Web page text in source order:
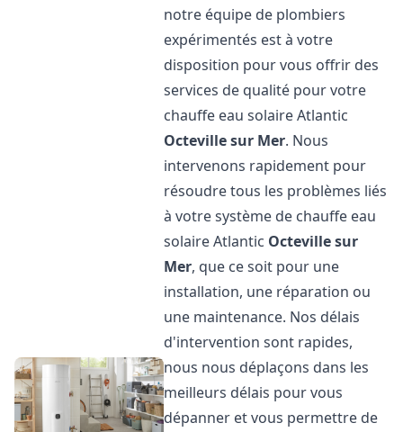
notre équipe de plombiers
expérimentés est à votre
disposition pour vous offrir des
services de qualité pour votre
chauffe eau solaire Atlantic
Octeville sur Mer. Nous
intervenons rapidement pour
résoudre tous les problèmes liés
à votre système de chauffe eau
solaire Atlantic Octeville sur
Mer, que ce soit pour une
installation, une réparation ou
une maintenance. Nos délais
d'intervention sont rapides,
nous nous déplaçons dans les
meilleurs délais pour vous
dépanner et vous permettre de